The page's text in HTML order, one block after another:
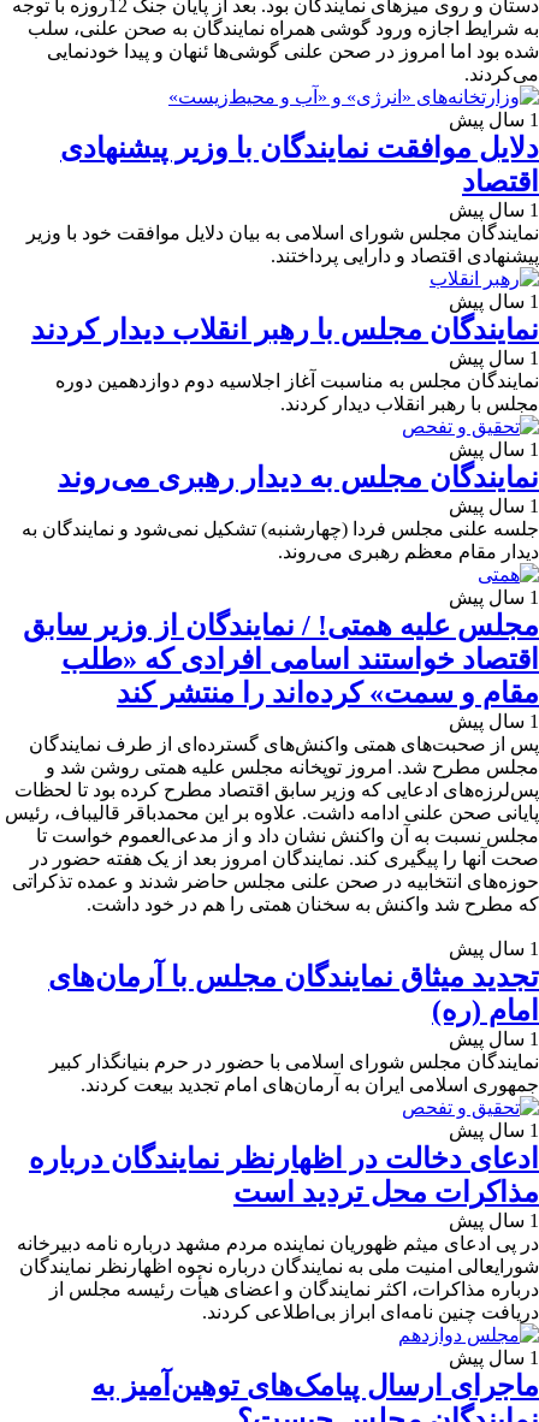
دستان و روی میزهای نمایندگان بود. بعد از پایان جنگ 12روزه با توجه
به شرایط اجازه ورود گوشی همراه نمایندگان به صحن علنی، سلب
شده بود اما امروز در صحن علنی گوشی‌ها ئنهان و پیدا خودنمایی
می‌کردند.
1 سال پیش
دلایل موافقت نمایندگان با وزیر پیشنهادی
اقتصاد
1 سال پیش
نمایندگان مجلس شورای اسلامی به بیان دلایل موافقت خود با وزیر
پیشنهادی اقتصاد و دارایی پرداختند.
1 سال پیش
نمایندگان مجلس با رهبر انقلاب دیدار کردند
1 سال پیش
نمایندگان مجلس به مناسبت آغاز اجلاسیه دوم دوازدهمین دوره
مجلس با رهبر انقلاب دیدار کردند.
1 سال پیش
نمایندگان مجلس به دیدار رهبری می‌روند
1 سال پیش
جلسه علنی مجلس فردا (چهارشنبه) تشکیل نمی‌شود و نمایندگان به
دیدار مقام معظم رهبری می‌روند.
1 سال پیش
مجلس علیه همتی! / نمایندگان از وزیر سابق
اقتصاد خواستند اسامی افرادی که «طلب
مقام و سمت» کرده‌اند را منتشر کند
1 سال پیش
پس از صحبت‌های همتی واکنش‌های گسترده‌ای از طرف نمایندگان
مجلس مطرح شد. امروز توپخانه مجلس علیه همتی روشن شد و
پس‌لرزه‌های ادعایی که وزیر سابق اقتصاد مطرح کرده بود تا لحظات
پایانی صحن علنی ادامه داشت. علاوه بر این محمدباقر قالیباف، رئیس
مجلس نسبت به آن واکنش نشان داد و از مدعی‌العموم خواست تا
صحت آنها را پیگیری کند. نمایندگان امروز بعد از یک هفته حضور در
حوزه‌های انتخابیه در صحن علنی مجلس حاضر شدند و عمده تذکراتی
که مطرح شد واکنش به سخنان همتی را هم در خود داشت.
1 سال پیش
تجدید میثاق نمایندگان مجلس با آرمان‌های
امام (ره)
1 سال پیش
نمایندگان مجلس شورای اسلامی با حضور در حرم بنیانگذار کبیر
جمهوری اسلامی ایران به آرمان‌های امام تجدید بیعت کردند.
1 سال پیش
ادعای دخالت در اظهارنظر نمایندگان درباره
مذاکرات محل تردید است
1 سال پیش
در پی ادعای میثم ظهوریان نماینده مردم مشهد درباره نامه دبیرخانه
شورایعالی امنیت ملی به نمایندگان درباره نحوه اظهارنظر نمایندگان
درباره مذاکرات، اکثر نمایندگان و اعضای هیأت رئیسه مجلس از
دریافت چنین نامه‌ای ابراز بی‌اطلاعی کردند.
1 سال پیش
ماجرای ارسال پیامک‌های توهین‌آمیز به